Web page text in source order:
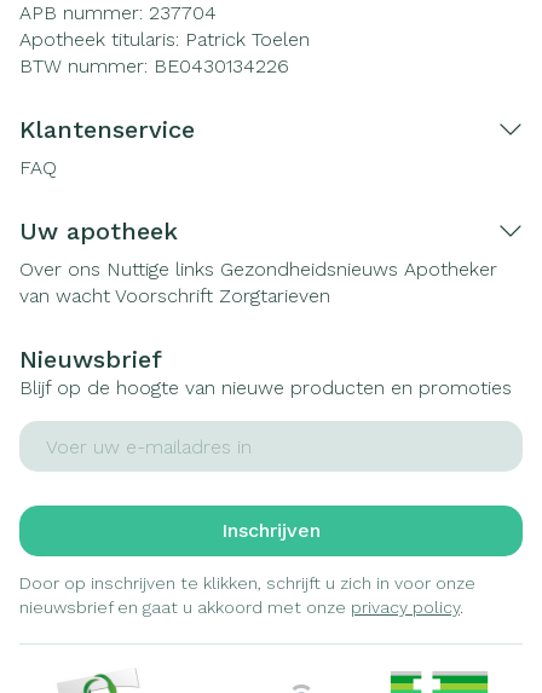
APB nummer: 237704
Apotheek titularis: Patrick Toelen
BTW nummer: BE0430134226
Klantenservice
FAQ
Uw apotheek
Over ons Nuttige links Gezondheidsnieuws Apotheker
van wacht Voorschrift Zorgtarieven
Nieuwsbrief
Blijf op de hoogte van nieuwe producten en promoties
E-mail adres
Inschrijven
Door op inschrijven te klikken, schrijft u zich in voor onze
nieuwsbrief en gaat u akkoord met onze privacy policy.